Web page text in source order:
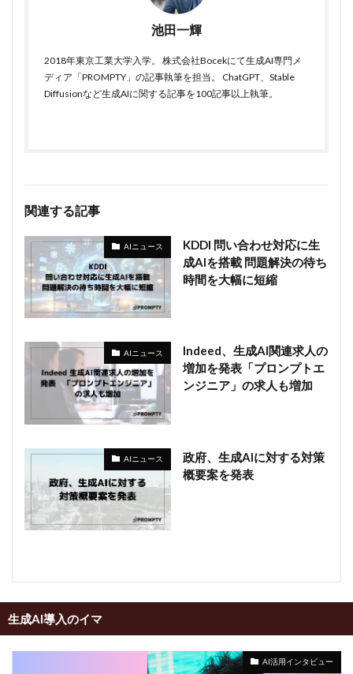
池田一輝
2018年東京工業大学入学。 株式会社Bocekにて生成AI専門メ
ディア「PROMPTY」の記事執筆を担当。 ChatGPT、Stable
Diffusionなど生成AIに関する記事を100記事以上執筆。
関連する記事
AIニュース
KDDI 問い合わせ対応に生
成AIを搭載 問題解決の待ち
時間を大幅に短縮
AIニュース
Indeed、生成AI関連求人の
増加を発表「プロンプトエ
ンジニア」の求人も増加
AIニュース
政府、生成AIに対する対策
概要案を発表
生成AI導入のイマ
AI活用インタビュー